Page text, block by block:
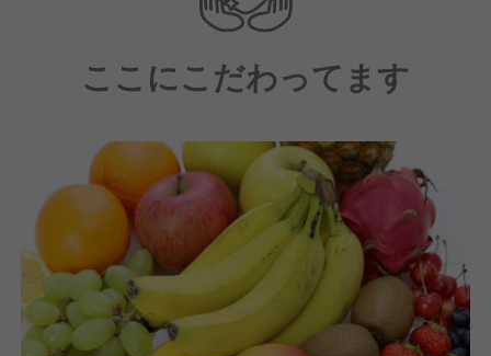
ベテランのチーフや先輩たちは、果物の食べ頃（完熟
度）を見極めるプロフェッショナルです。「今日のア
こうカットした方が綺麗に見える」といった会話が日
常的に飛び交っています。
2. 年齢・経歴はさまざま（オープンな環境）
経験者： 他のパティスリーやホテルの製菓部門で繊
細なケーキ作りを学んできたものの、「もっとダイナ
ミックにフルーツを扱いたい！」と転職してきた先
輩。
ここにこだわってます